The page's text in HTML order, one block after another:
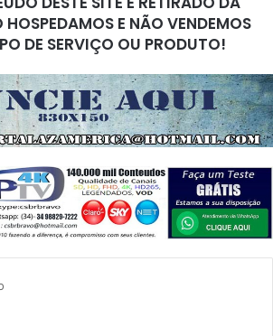
HOSPEDAMOS E NÃO VENDEMOS
DE SERVIÇO OU PRODUTO!